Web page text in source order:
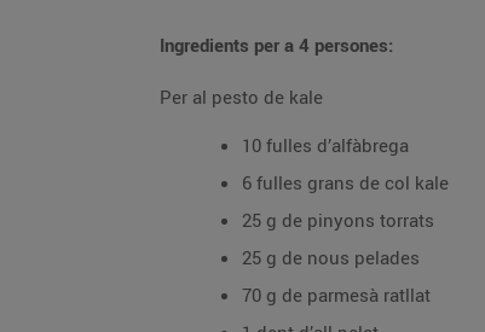
Ingredients per a 4 persones:
Per al pesto de kale
10 fulles d’alfàbrega
6 fulles grans de col kale
25 g de pinyons torrats
25 g de nous pelades
70 g de parmesà ratllat